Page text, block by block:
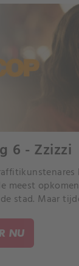
6 - Zzizzi
meest
stad. Maar
overlijdt.
NU